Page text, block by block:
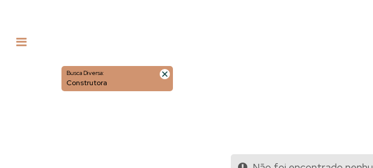
Busca Diversa:
Construtora